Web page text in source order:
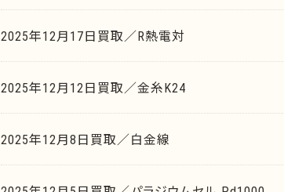
2025年12月17日買取／R熱電対
2025年12月12日買取／金糸K24
2025年12月8日買取／白金線